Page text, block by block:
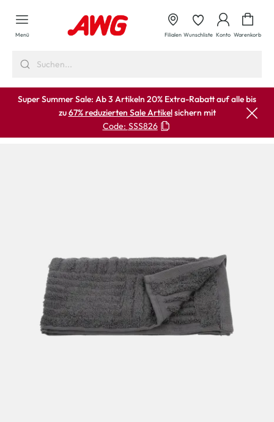
springen
Menü Filialen Wunschliste Konto Warenkorb
Super Summer Sale: Ab 3 Artikeln 20% Extra-Rabatt auf alle bis
zu67% reduzierten Sale Artikelsichern mit
Code: SSS826